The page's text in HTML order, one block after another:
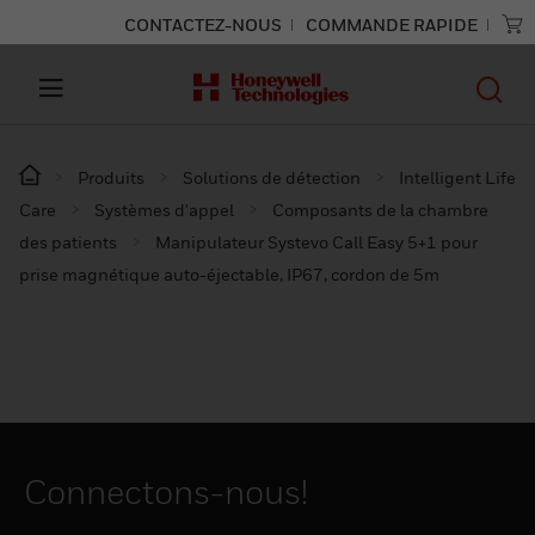
CONTACTEZ-NOUS COMMANDE RAPIDE
Produits Solutions de détection
Intelligent Life
Care
Systèmes d'appel
Composants de la chambre
des patients
Manipulateur Systevo Call Easy 5+1 pour
prise magnétique auto-éjectable, IP67, cordon de 5m
Connectons-nous!